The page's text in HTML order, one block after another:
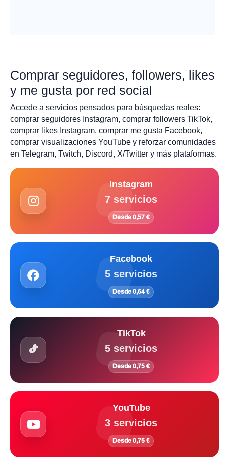
Comprar seguidores, followers, likes
y me gusta por red social
Accede a servicios pensados para búsquedas reales:
comprar seguidores Instagram, comprar followers TikTok,
comprar likes Instagram, comprar me gusta Facebook,
comprar visualizaciones YouTube y reforzar comunidades
en Telegram, Twitch, Discord, X/Twitter y más plataformas.
Instagram
7 servicios
Desde 0,57 €
Facebook
5 servicios
Desde 0,64 €
TikTok
5 servicios
Desde 0,75 €
YouTube
3 servicios
Desde 0,75 €